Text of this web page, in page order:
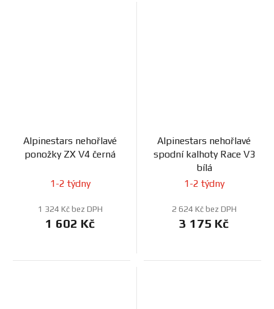
Alpinestars nehořlavé
ponožky ZX V4 černá
1-2 týdny
1 324 Kč bez DPH
1 602 Kč
Alpinestars nehořlavé
spodní kalhoty Race V3
bílá
1-2 týdny
2 624 Kč bez DPH
3 175 Kč